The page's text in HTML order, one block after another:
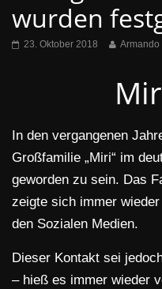
wurden
23. Oktober 2018 Armando
In den vergangenen
Großfamilie „Miri“ im
geworden zu sein. Das
zeigte sich immer
den Sozialen Medien.
Dieser Kontakt sei
– hieß es immer wieder